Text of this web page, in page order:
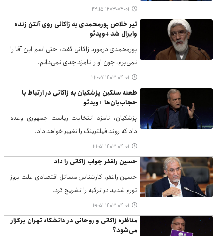
۱۴۰۳-۰۴-۰۱ ۲۲:۱۵
تیر خلاص پورمحمدی به زاکانی روی آنتن زنده
وایرال شد +ویدئو
پورمحمدی درمورد زاکانی گفت: حتی اسم این آقا را
نمی‌برم، چون او را نامزد جدی نمی‌دانم.
۱۴۰۳-۰۴-۰۱ ۲۲:۰۷
طعنه سنگین پزشکیان به زاکانی در ارتباط با
حجاب‌بان‌ها +ویدئو
پزشکیان، نامزد انتخابات ریاست جمهوری وعده
داد که روند فیلترینگ را تغییر خواهد داد.
۱۴۰۳-۰۴-۰۱ ۲۱:۵۱
حسین راغفر جواب زاکانی را داد
حسین راغفر، کارشناس مسائل اقتصادی علت بروز
تورم شدید در ترکیه را تشریح کرد.
۱۴۰۳-۰۴-۰۱ ۱۹:۵۱
مناظره زاکانی و روحانی در دانشگاه تهران برگزار
می‌شود؟